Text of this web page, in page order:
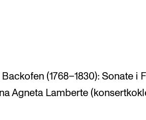
(1768–1830): Sonate i
Agneta Lamberte